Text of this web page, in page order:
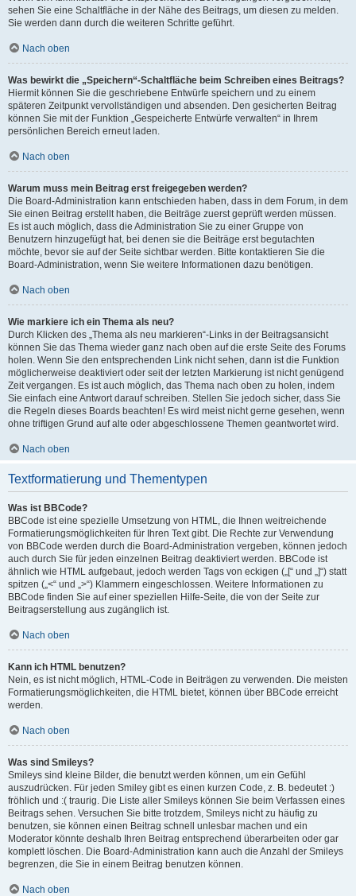
sehen Sie eine Schaltfläche in der Nähe des Beitrags, um diesen zu melden.
Sie werden dann durch die weiteren Schritte geführt.
Nach oben
Was bewirkt die „Speichern“-Schaltfläche beim Schreiben eines Beitrags?
Hiermit können Sie die geschriebene Entwürfe speichern und zu einem
späteren Zeitpunkt vervollständigen und absenden. Den gesicherten Beitrag
können Sie mit der Funktion „Gespeicherte Entwürfe verwalten“ in Ihrem
persönlichen Bereich erneut laden.
Nach oben
Warum muss mein Beitrag erst freigegeben werden?
Die Board-Administration kann entschieden haben, dass in dem Forum, in dem
Sie einen Beitrag erstellt haben, die Beiträge zuerst geprüft werden müssen.
Es ist auch möglich, dass die Administration Sie zu einer Gruppe von
Benutzern hinzugefügt hat, bei denen sie die Beiträge erst begutachten
möchte, bevor sie auf der Seite sichtbar werden. Bitte kontaktieren Sie die
Board-Administration, wenn Sie weitere Informationen dazu benötigen.
Nach oben
Wie markiere ich ein Thema als neu?
Durch Klicken des „Thema als neu markieren“-Links in der Beitragsansicht
können Sie das Thema wieder ganz nach oben auf die erste Seite des Forums
holen. Wenn Sie den entsprechenden Link nicht sehen, dann ist die Funktion
möglicherweise deaktiviert oder seit der letzten Markierung ist nicht genügend
Zeit vergangen. Es ist auch möglich, das Thema nach oben zu holen, indem
Sie einfach eine Antwort darauf schreiben. Stellen Sie jedoch sicher, dass Sie
die Regeln dieses Boards beachten! Es wird meist nicht gerne gesehen, wenn
ohne triftigen Grund auf alte oder abgeschlossene Themen geantwortet wird.
Nach oben
Textformatierung und Thementypen
Was ist BBCode?
BBCode ist eine spezielle Umsetzung von HTML, die Ihnen weitreichende
Formatierungsmöglichkeiten für Ihren Text gibt. Die Rechte zur Verwendung
von BBCode werden durch die Board-Administration vergeben, können jedoch
auch durch Sie für jeden einzelnen Beitrag deaktiviert werden. BBCode ist
ähnlich wie HTML aufgebaut, jedoch werden Tags von eckigen („[“ und „]“) statt
spitzen („<“ und „>“) Klammern eingeschlossen. Weitere Informationen zu
BBCode finden Sie auf einer speziellen Hilfe-Seite, die von der Seite zur
Beitragserstellung aus zugänglich ist.
Nach oben
Kann ich HTML benutzen?
Nein, es ist nicht möglich, HTML-Code in Beiträgen zu verwenden. Die meisten
Formatierungsmöglichkeiten, die HTML bietet, können über BBCode erreicht
werden.
Nach oben
Was sind Smileys?
Smileys sind kleine Bilder, die benutzt werden können, um ein Gefühl
auszudrücken. Für jeden Smiley gibt es einen kurzen Code, z. B. bedeutet :)
fröhlich und :( traurig. Die Liste aller Smileys können Sie beim Verfassen eines
Beitrags sehen. Versuchen Sie bitte trotzdem, Smileys nicht zu häufig zu
benutzen, sie können einen Beitrag schnell unlesbar machen und ein
Moderator könnte deshalb Ihren Beitrag entsprechend überarbeiten oder gar
komplett löschen. Die Board-Administration kann auch die Anzahl der Smileys
begrenzen, die Sie in einem Beitrag benutzen können.
Nach oben